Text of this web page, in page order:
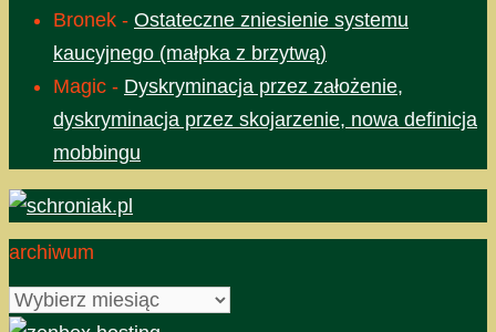
Bronek - Ostateczne zniesienie systemu
kaucyjnego (małpka z brzytwą)
Magic - Dyskryminacja przez założenie,
dyskryminacja przez skojarzenie, nowa definicja
mobbingu
archiwum
archiwum